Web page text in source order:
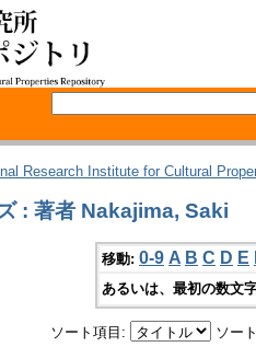
Research Institute for Cultural
: 著者 Nakajima, Saki
移動: 0-9 A B C D E
あるいは、最初の数文
ソート項目: ソー